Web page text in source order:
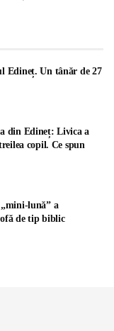
Edineț. Un tânăr de 27
din Edineț: Livica a
copil. Ce spun
„mini-lună” a
de tip biblic